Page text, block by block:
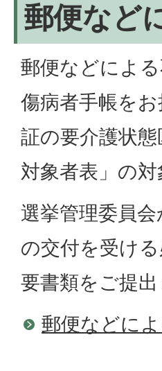
郵便など
郵便などによ
傷病者手帳を
証の要介護状
対象者表」の
選挙管理委員
の交付を受け
要書類をご提出
郵便などに